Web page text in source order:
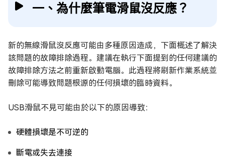
一、為什麼筆電滑鼠沒反應？
新的無線滑鼠沒反應可能由多種原因造成，下面概述了解決
該問題的故障排除過程。建議在執行下面提到的任何建議的
故障排除方法之前重新啟動電腦。此過程將刷新作業系統並
刪除可能導致問題根源的任何損壞的臨時資料。
USB滑鼠不見可能由於以下的原因導致：
硬體損壞是不可逆的
斷電或失去連接